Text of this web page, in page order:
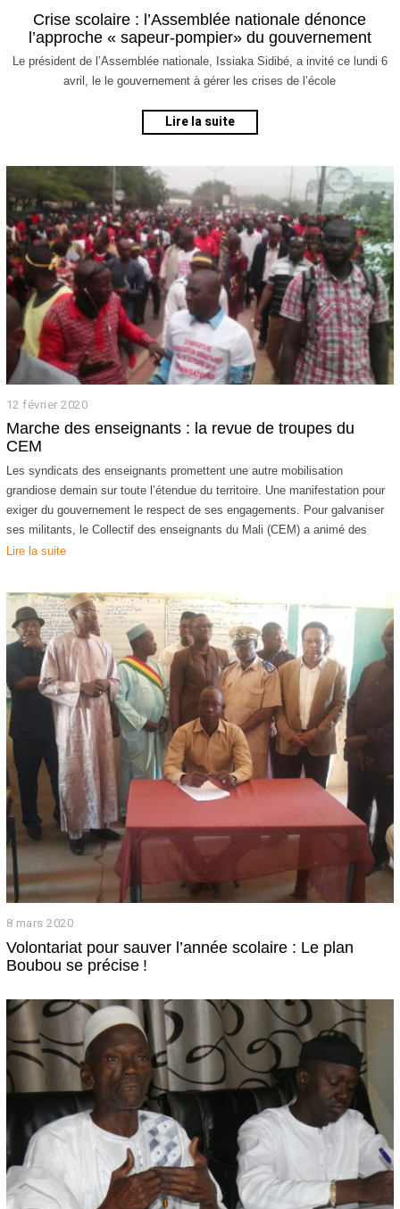
v
r
i
l
0
2
0
Crise scolaire : l’Assemblée nationale dénonce
l’approche « sapeur-pompier» du gouvernement
Le président de l’Assemblée nationale, Issiaka Sidibé, a invité ce lundi 6
avril, le le gouvernement à gérer les crises de l’école
Lire la suite
12 février 2020
2
f
v
r
e
r
0
Marche des enseignants : la revue de troupes du
CEM
Les syndicats des enseignants promettent une autre mobilisation
grandiose demain sur toute l’étendue du territoire. Une manifestation pour
exiger du gouvernement le respect de ses engagements. Pour galvaniser
ses militants, le Collectif des enseignants du Mali (CEM) a animé des
Lire la suite
8 mars 2020
m
a
r
2
0
Volontariat pour sauver l’année scolaire : Le plan
Boubou se précise !